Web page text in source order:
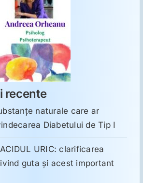
recente
naturale care ar
Diabetului de Tip I
ACIDUL URIC: clarificarea
guta și acest important